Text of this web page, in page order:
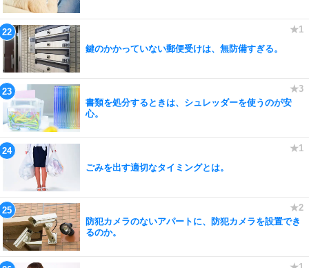
鍵のかかっていない郵便受けは、無防備すぎる。
書類を処分するときは、シュレッダーを使うのが安
心。
ごみを出す適切なタイミングとは。
防犯カメラのないアパートに、防犯カメラを設置でき
るのか。